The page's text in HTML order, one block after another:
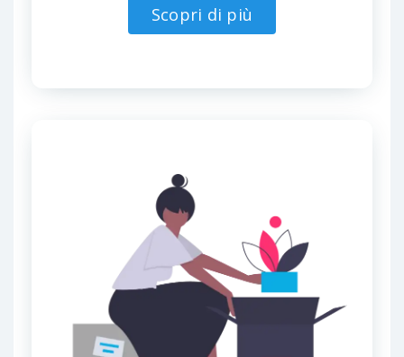
Scopri di più